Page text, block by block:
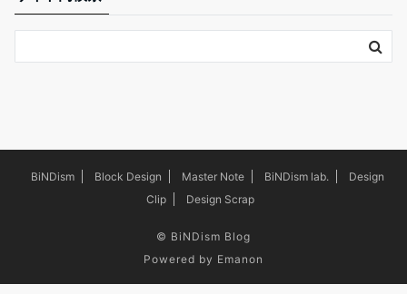
BiNDism Block Design Master Note BiNDism lab.
Design
Clip
Design Scrap
© BiNDism Blog
Powered by Emanon